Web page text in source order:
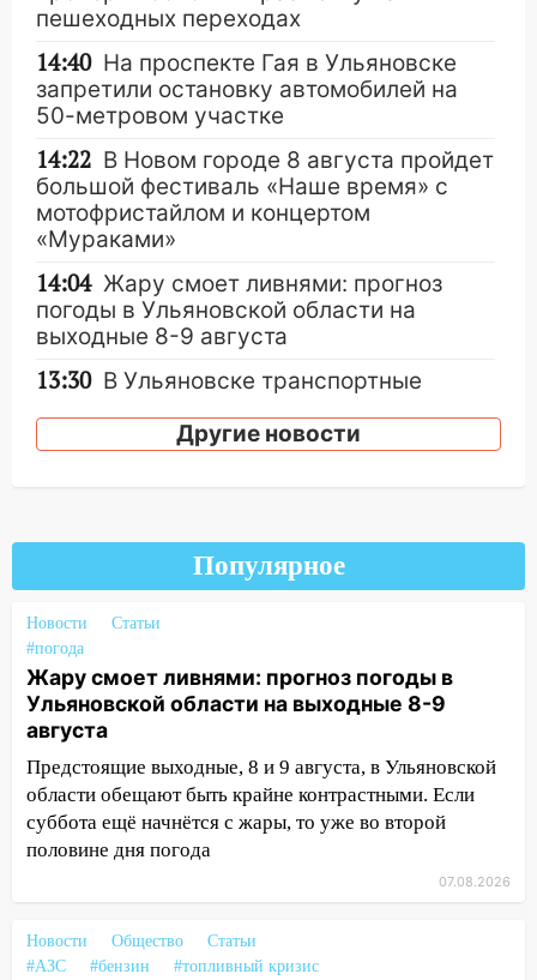
пешеходных переходах
14:40 На проспекте Гая в Ульяновске
запретили остановку автомобилей на
50-метровом участке
14:22 В Новом городе 8 августа пройдет
большой фестиваль «Наше время» с
мотофристайлом и концертом
«Мураками»
14:04 Жару смоет ливнями: прогноз
погоды в Ульяновской области на
выходные 8-9 августа
13:30 В Ульяновске транспортные
В Димитровграде мужчина
гранату: его задержали
12:34
На Ульяновскую область
надвигается сильнейшая непогода: град
и шквал до 27 м/с
12:31 Ульяновец хотел купить иномарку
из Европы и потерял 760 тысяч рублей
12:20
В Чердаклинском районе
столкнулись «Лада» и Chevrolet:
12:00
Где есть бензин в Ульяновске 7
августа: список АЗС
Другие новости
Популярное
Новости
Статьи
#погода
Жару смоет ливнями: прогноз погоды в
Ульяновской области на выходные 8-9
августа
Предстоящие выходные, 8 и 9 августа, в Ульяновской
области обещают быть крайне контрастными. Если
суббота ещё начнётся с жары, то уже во второй
половине дня погода
07.08.2026
Новости Общество
Статьи
#АЗС
#бензин #топливный кризис